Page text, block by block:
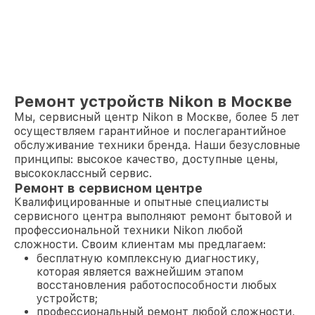
Ремонт устройств Nikon в Москве
Мы, сервисный центр Nikon в Москве, более 5 лет
осуществляем гарантийное и послегарантийное
обслуживание техники бренда. Наши безусловные
принципы: высокое качество, доступные цены,
высококлассный сервис.
Ремонт в сервисном центре
Квалифицированные и опытные специалисты
сервисного центра выполняют ремонт бытовой и
профессиональной техники Nikon любой
сложности. Своим клиентам мы предлагаем:
бесплатную комплексную диагностику,
которая является важнейшим этапом
восстановления работоспособности любых
устройств;
профессиональный ремонт любой сложности,